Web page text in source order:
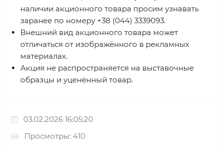
наличии акционного товара просим узнавать
заранее по номеру +38 (044) 3339093.
Внешний вид акционного товара может
отличаться от изображённого в рекламных
материалах.
Акция не распространяется на выставочные
образцы и уценённый товар.
03.02.2026 16:05:20
Просмотры: 410